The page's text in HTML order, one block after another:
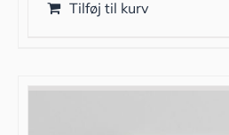
Tilføj til kurv